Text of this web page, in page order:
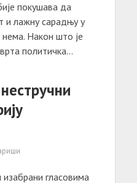
покушава да
и лажну сарадњу у
нема. Након што је
политичка...
глaсовимa